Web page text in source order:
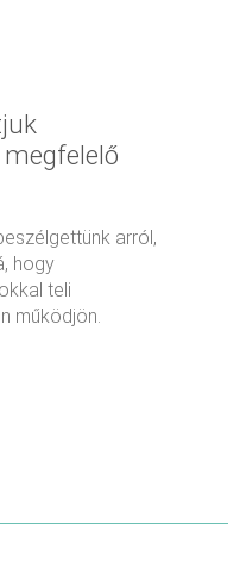
arról,
hogy
teli
működjön.